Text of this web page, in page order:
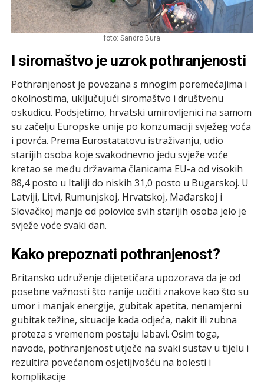
foto: Sandro Bura
I siromaštvo je uzrok pothranjenosti
Pothranjenost je povezana s mnogim poremećajima i
okolnostima, uključujući siromaštvo i društvenu
oskudicu. Podsjetimo, hrvatski umirovljenici na samom
su začelju Europske unije po konzumaciji svježeg voća
i povrća. Prema Eurostatatovu istraživanju, udio
starijih osoba koje svakodnevno jedu svježe voće
kretao se među državama članicama EU-a od visokih
88,4 posto u Italiji do niskih 31,0 posto u Bugarskoj. U
Latviji, Litvi, Rumunjskoj, Hrvatskoj, Mađarskoj i
Slovačkoj manje od polovice svih starijih osoba jelo je
svježe voće svaki dan.
Kako prepoznati pothranjenost?
Britansko udruženje dijetetičara upozorava da je od
posebne važnosti što ranije uočiti znakove kao što su
umor i manjak energije, gubitak apetita, nenamjerni
gubitak težine, situacije kada odjeća, nakit ili zubna
proteza s vremenom postaju labavi. Osim toga,
navode, pothranjenost utječe na svaki sustav u tijelu i
rezultira povećanom osjetljivošću na bolesti i
komplikacije